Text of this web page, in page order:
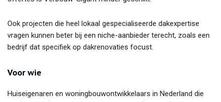
Ook projecten die heel lokaal gespecialiseerde dakexpertise
vragen kunnen beter bij een niche-aanbieder terecht, zoals een
bedrijf dat specifiek op dakrenovaties focust.
Voor wie
Huiseigenaren en woningbouwontwikkelaars in Nederland die